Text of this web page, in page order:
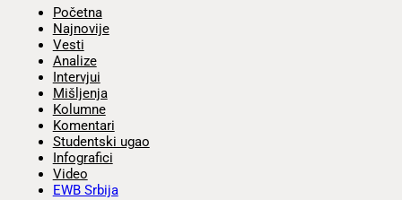
Početna
Najnovije
Vesti
Analize
Intervjui
Mišljenja
Kolumne
Komentari
Studentski ugao
Infografici
Video
EWB Srbija